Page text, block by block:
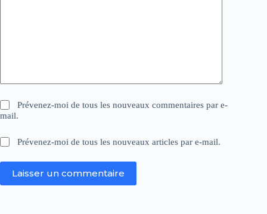
Prévenez-moi de tous les nouveaux commentaires par e-
mail.
Prévenez-moi de tous les nouveaux articles par e-mail.
Laisser un commentaire